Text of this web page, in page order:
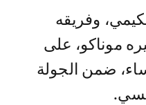
وفريقه
موناكو، على
ضمن الجولة